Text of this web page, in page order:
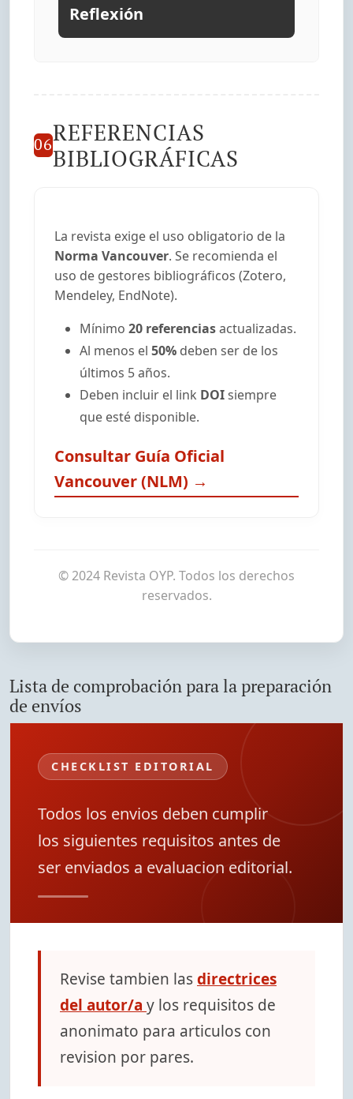
Reflexión
06REFERENCIAS
BIBLIOGRÁFICAS
La revista exige el uso obligatorio de la
Norma Vancouver. Se recomienda el
uso de gestores bibliográficos (Zotero,
Mendeley, EndNote).
Mínimo 20 referenciasactualizadas.
Al menos el 50% deben ser de los
últimos 5 años.
Deben incluir el link DOIsiempre
que esté disponible.
Consultar Guía Oficial
Vancouver (NLM) →
© 2024 Revista OYP. Todos los derechos
reservados.
Lista de comprobación para la preparación
de envíos
CHECKLIST EDITORIAL
Todos los envios deben cumplir
los siguientes requisitos antes de
ser enviados a evaluacion editorial.
Revise tambien lasdirectrices
del autor/a y los requisitos de
anonimato para articulos con
revision por pares.